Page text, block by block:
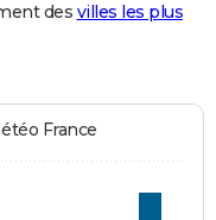
des villes les plus
France